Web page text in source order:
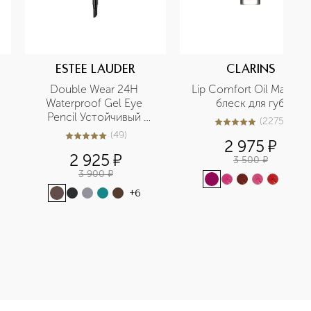
ESTEE LAUDER
Double Wear 24H
Waterproof Gel Eye
Pencil Устойчивый
гелевый карандаш для
5из 549 (49)
2 925 ¤
3 900 ¤
+6
CLARINS
Lip Comfort Oil Масло-
блеск для губ
5из 52275 (2275
2 975 ¤
3 500 ¤